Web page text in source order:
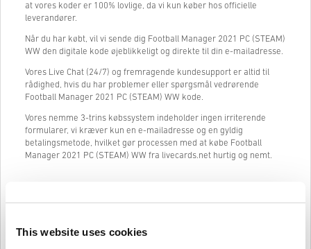
This website uses cookies
at vores koder er 100% lovlige, da vi kun køber hos officielle
leverandører.
Når du har købt, vil vi sende dig Football Manager 2021 PC (STEAM)
WW den digitale kode øjeblikkeligt og direkte til din e-mailadresse.
Vores Live Chat (24/7) og fremragende kundesupport er altid til
rådighed, hvis du har problemer eller spørgsmål vedrørende
Football Manager 2021 PC (STEAM) WW kode.
Vores nemme 3-trins købssystem indeholder ingen irriterende
formularer, vi kræver kun en e-mailadresse og en gyldig
betalingsmetode, hvilket gør processen med at købe Football
Manager 2021 PC (STEAM) WW fra livecards.net hurtig og nemt.
Sådan fungerer det på Livecards.net
Ny på Livecards.net? Det er hurtigt og nemt at købe digitale koder:
Ansvarsfraskrivelse